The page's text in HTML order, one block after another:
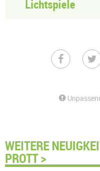
Lichtspiele
WEITERE
PROTT >